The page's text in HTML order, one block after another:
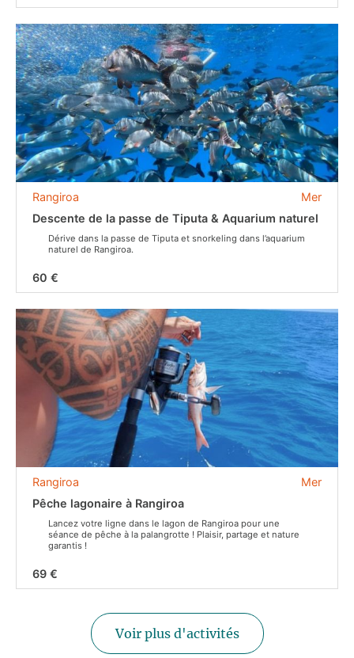
Mer
Rangiroa
Descente de la passe de Tiputa & Aquarium naturel
Dérive dans la passe de Tiputa et snorkeling dans l’aquarium
naturel de Rangiroa.
60 €
Mer
Rangiroa
Pêche lagonaire à Rangiroa
Lancez votre ligne dans le lagon de Rangiroa pour une
séance de pêche à la palangrotte ! Plaisir, partage et nature
garantis !
69 €
Voir plus d'activités